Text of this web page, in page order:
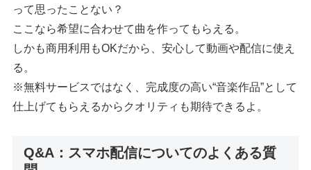
って思ったことない？
ここなら希望に合わせて曲を作ってもらえる。
しかも商用利用もOKだから、安心して動画や配信に使え
る。
※無料サービスではなく、完成度の高い“音楽作品”として
仕上げてもらえるからクオリティも期待できるよ。
Q&A：スマホ配信についてのよくある質